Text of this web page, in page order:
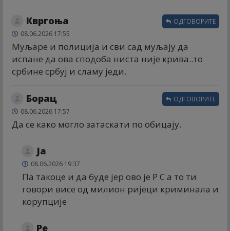
Квргоња
08.06.2026 17:55
Муљаре и полиција и сви сад муљају да
испане да ова сподоба ниста није крива..то
србине србуј и сламу једи.
ОДГОВОРИТЕ
Борац
08.06.2026 17:57
Да се како могло затаскати по обицају.
ОДГОВОРИТЕ
Ја
08.06.2026 19:37
Па такоце и да буде јер ово је Р С а то ти
говори висе од милион ријеци криминала и
корупције
Ре